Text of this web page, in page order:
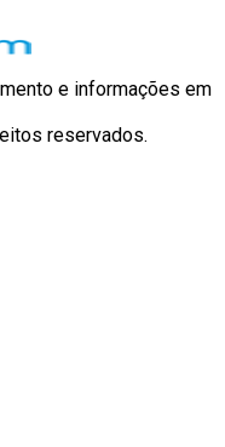
e informações em
reservados.